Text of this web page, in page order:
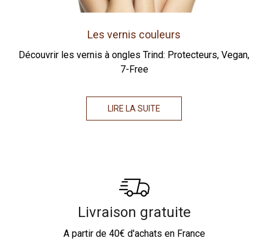
Les vernis couleurs
Découvrir les vernis à ongles Trind: Protecteurs, Vegan,
7-Free
LIRE LA SUITE
Livraison gratuite
A partir de 40€ d'achats en France